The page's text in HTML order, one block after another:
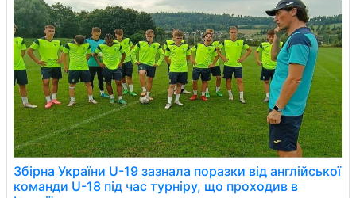
Збірна України U-19 зазнала поразки від англійської
команди U-18 під час турніру, що проходив в